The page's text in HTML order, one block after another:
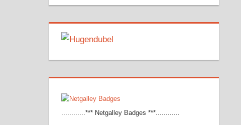
............*** Netgalley Badges ***............